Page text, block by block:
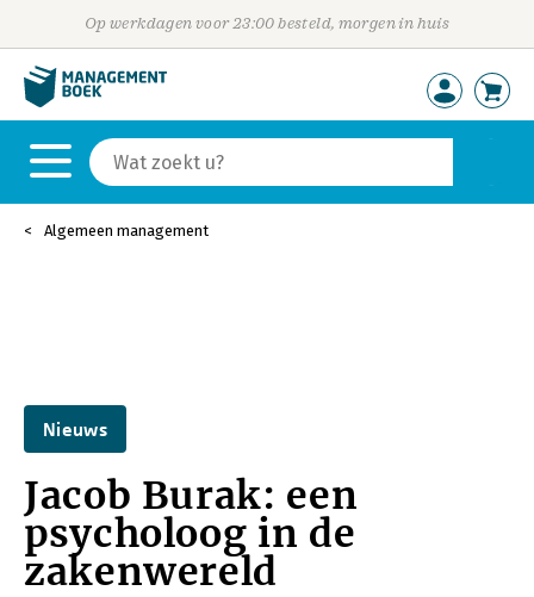
Op werkdagen voor 23:00 besteld, morgen in huis
Algemeen management
Nieuws
Jacob Burak: een
psycholoog in de
zakenwereld